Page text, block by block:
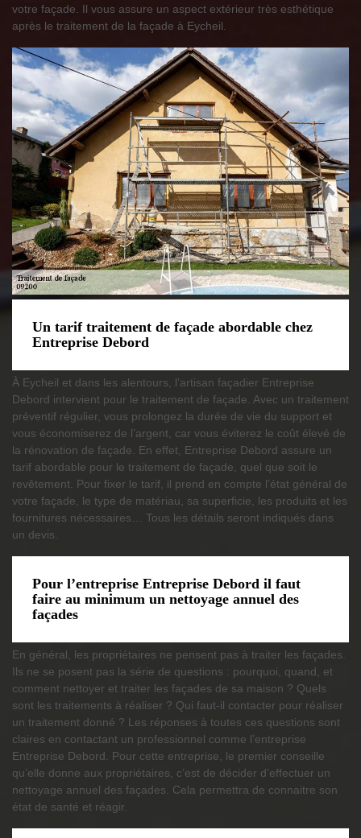
votre façade. Il vous assure un aspect extérieur très esthétique
après le traitement de la façade à Eycheil.
Un tarif traitement de façade abordable chez
Entreprise Debord
À Eycheil et dans les alentours, l’artisan façadier Entreprise
Debord intervient pour le traitement de façade. Avec un traitement
préventif régulier, vous prolongez la durée de vie du support et
vous économiserez de l’argent, car vous éviterez le coût élevé de
la rénovation de façade. En effet, Entreprise Debord assure un
tarif abordable pour le traitement de façade, quel que soit le
revêtement. Pour fixer le tarif, il prend en compte l’état général de
votre façade, le type de matériau, sa superficie, les produits et les
fournitures nécessaires… Tous les détails seront indiqués dans
un devis.
Pour l’entreprise Entreprise Debord il faut
faire au minimum un nettoyage annuel des
façades
En général, les propriétaires ne pensent pas à traiter les façades.
Ils ne se posent pas la série de questions : pourquoi, quand, et
comment nettoyer et traiter les façades de sa maison ? Quels
sont les traitements à réaliser ? Qui faut-il contacter pour réaliser
un traitement donné ? Les réponses à toutes ces questions sont
claires en contactant un professionnel comme l’entreprise
Entreprise Debord. Pour cette entreprise, le premier conseille
qu’elle donne aux propriétaires, c’est de décider d’effectuer un
nettoyage annuel des façades. Cela permettra de connaitre son
état de santé et réagir.